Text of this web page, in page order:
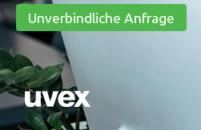
Unverbindliche Anfrage